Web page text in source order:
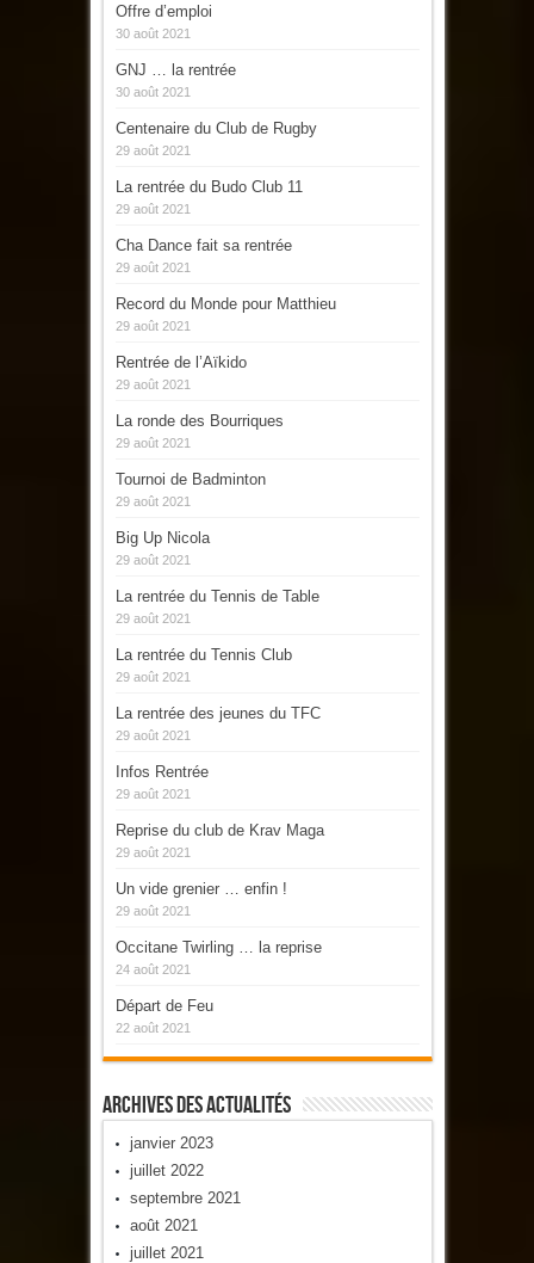
Offre d’emploi
30 août 2021
GNJ … la rentrée
30 août 2021
Centenaire du Club de Rugby
29 août 2021
La rentrée du Budo Club 11
29 août 2021
Cha Dance fait sa rentrée
29 août 2021
Record du Monde pour Matthieu
29 août 2021
Rentrée de l’Aïkido
29 août 2021
La ronde des Bourriques
29 août 2021
Tournoi de Badminton
29 août 2021
Big Up Nicola
29 août 2021
La rentrée du Tennis de Table
29 août 2021
La rentrée du Tennis Club
29 août 2021
La rentrée des jeunes du TFC
29 août 2021
Infos Rentrée
29 août 2021
Reprise du club de Krav Maga
29 août 2021
Un vide grenier … enfin !
29 août 2021
Occitane Twirling … la reprise
24 août 2021
Départ de Feu
22 août 2021
Archives Des Actualités
janvier 2023
juillet 2022
septembre 2021
août 2021
juillet 2021